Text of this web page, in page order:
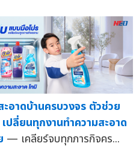
อาดบ้านครบวงจร ตัวช่วย
ปลี่ยนทุกงานทำความสะอาด
— เคลียร์จบทุกภารกิจคร...